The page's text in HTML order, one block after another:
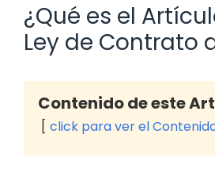
¿Qué es el
Ley de Contrato
Contenido de este
click para ver el